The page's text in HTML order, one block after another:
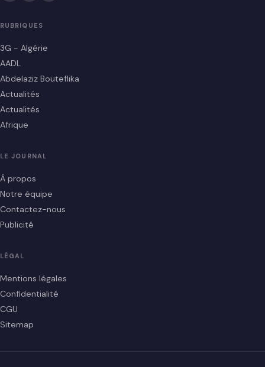
RUBRIQUES
3G - Algérie
AADL
Abdelaziz Bouteflika
Actualités
Actualités
Afrique
LE JOURNAL
À propos
Notre équipe
Contactez-nous
Publicité
LÉGAL
Mentions légales
Confidentialité
CGU
Sitemap